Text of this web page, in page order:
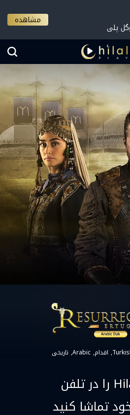
پلی
مشاهده
اقدام Arabic تاریخی
HilalPlay را در تلفن
تماشا کنید